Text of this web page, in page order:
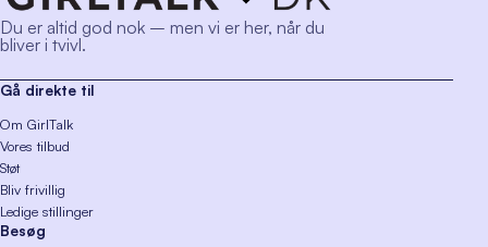
Du er altid god nok – men vi er her, når du
bliver i tvivl.
Gå direkte til
Om GirlTalk
Vores tilbud
Støt
Bliv frivillig
Ledige stillinger
Besøg